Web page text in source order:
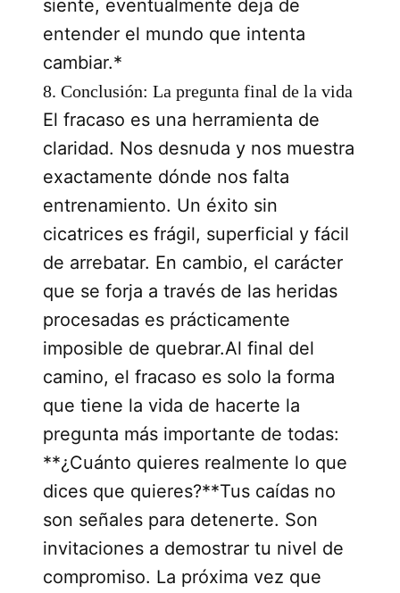
siente, eventualmente deja de
entender el mundo que intenta
cambiar.*
8. Conclusión: La pregunta final de la vida
El fracaso es una herramienta de
claridad. Nos desnuda y nos muestra
exactamente dónde nos falta
entrenamiento. Un éxito sin
cicatrices es frágil, superficial y fácil
de arrebatar. En cambio, el carácter
que se forja a través de las heridas
procesadas es prácticamente
imposible de quebrar.Al final del
camino, el fracaso es solo la forma
que tiene la vida de hacerte la
pregunta más importante de todas:
**¿Cuánto quieres realmente lo que
dices que quieres?**Tus caídas no
son señales para detenerte. Son
invitaciones a demostrar tu nivel de
compromiso. La próxima vez que